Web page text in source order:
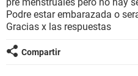
Podre estar embarazada o
Gracias x las respuestas
Compartir